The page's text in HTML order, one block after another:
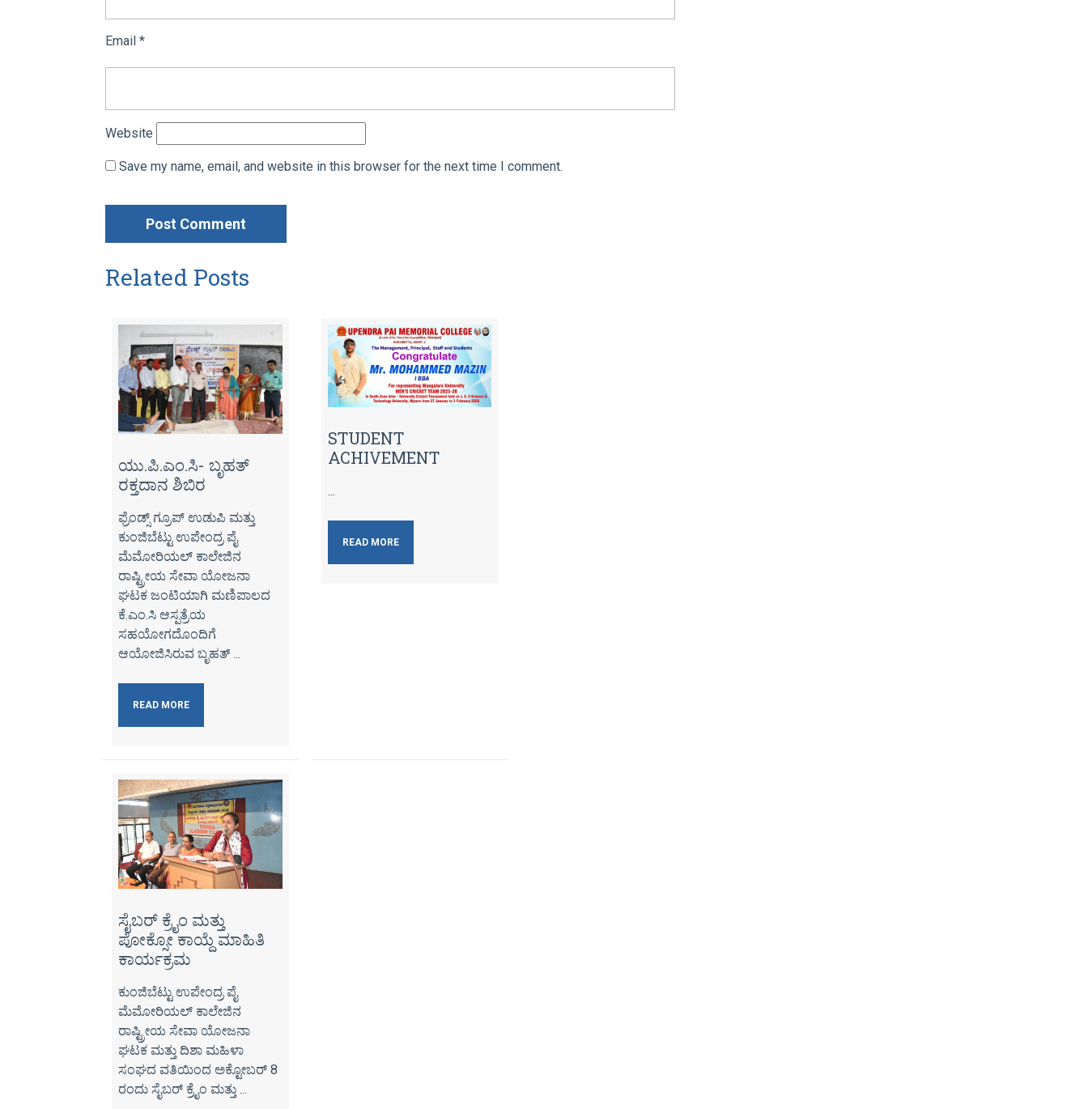
Email *
Website
Save my name, email, and website in this browser for the next time I comment.
Related Posts
ಯು.ಪಿ.ಎಂ.ಸಿ- ಬೃಹತ್
ರಕ್ತದಾನ ಶಿಬಿರ
ಫ್ರೆಂಡ್ಸ್ ಗ್ರೂಪ್ ಉಡುಪಿ ಮತ್ತು
ಕುಂಜಿಬೆಟ್ಟು ಉಪೇಂದ್ರ ಪೈ
ಮೆಮೋರಿಯಲ್ ಕಾಲೇಜಿನ
ರಾಷ್ಟ್ರೀಯ ಸೇವಾ ಯೋಜನಾ
ಘಟಕ ಜಂಟಿಯಾಗಿ ಮಣಿಪಾಲದ
ಕೆ.ಎಂ.ಸಿ ಆಸ್ಪತ್ರೆಯ
ಸಹಯೋಗದೊಂದಿಗೆ
ಆಯೋಜಿಸಿರುವ ಬೃಹತ್ ...
READ MORE
STUDENT
ACHIVEMENT
...
READ MORE
ಸೈಬರ್ ಕ್ರೈಂ ಮತ್ತು
ಪೋಕ್ಸೋ ಕಾಯ್ದೆ ಮಾಹಿತಿ
ಕಾರ್ಯಕ್ರಮ
ಕುಂಜಿಬೆಟ್ಟು ಉಪೇಂದ್ರ ಪೈ
ಮೆಮೋರಿಯಲ್ ಕಾಲೇಜಿನ
ರಾಷ್ಟ್ರೀಯ ಸೇವಾ ಯೋಜನಾ
ಘಟಕ ಮತ್ತು ದಿಶಾ ಮಹಿಳಾ
ಸಂಘದ ವತಿಯಿಂದ ಅಕ್ಟೋಬರ್ 8
ರಂದು ಸೈಬರ್ ಕ್ರೈಂ ಮತ್ತು ...